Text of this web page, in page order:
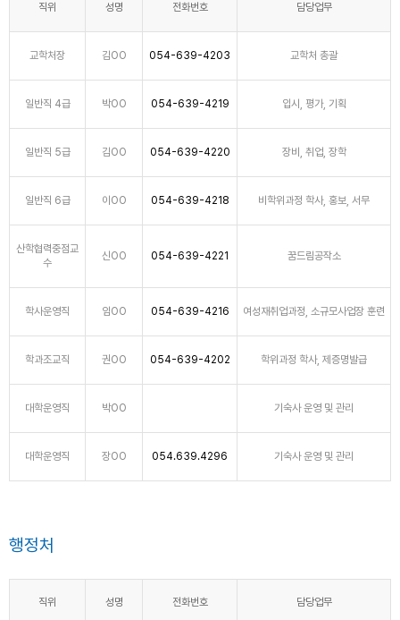
직위 성명 전화번호 담당업무
교학처장 김OO 054-639-4203 교학처 총괄
일반직 4급 박OO 054-639-4219 입시, 평가, 기획
일반직 5급 김OO 054-639-4220 장비, 취업, 장학
일반직 6급 이OO 054-639-4218 비학위과정 학사, 홍보, 서무
산학협력중점교
수
신OO 054-639-4221 꿈드림공작소
학사운영직 임OO 054-639-4216 여성재취업과정, 소규모사업장 훈련
학과조교직 권OO 054-639-4202 학위과정 학사, 제증명발급
대학운영직 박OO 기숙사 운영 및 관리
대학운영직 장OO 054.639.4296 기숙사 운영 및 관리
행정처
직위 성명 전화번호 담당업무